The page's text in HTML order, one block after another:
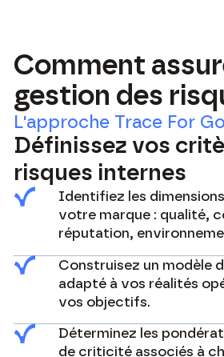
Comment
gestion des
L'approche Trace For
Définissez vos
risques internes
Identifiez les
votre marque : qualité,
réputation,
Construisez un modèle
adapté à vos réalités
vos objectifs.
Déterminez les
de criticité associés à